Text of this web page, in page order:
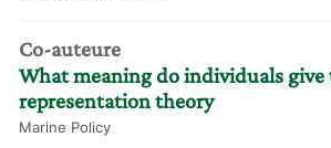
Co-auteure
What meaning do individuals
representation theory
Marine Policy